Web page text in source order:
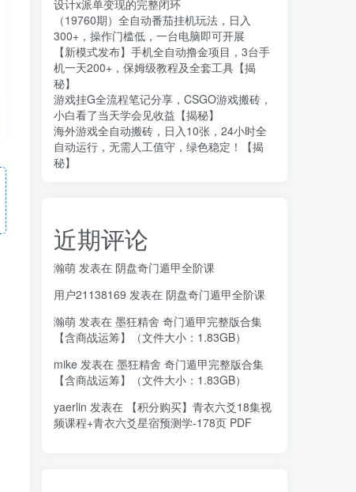
设计x派单变现的完整闭环
（19760期）全自动番茄挂机玩法，日入
300+，操作门槛低，一台电脑即可开展
【新模式发布】手机全自动撸金项目，3台手
机一天200+，保姆级教程及全套工具【揭
秘】
游戏挂G全流程笔记分享，CSGO游戏搬砖，
小白看了当天学会见收益【揭秘】
海外游戏全自动搬砖，日入10张，24小时全
自动运行，无需人工值守，绿色稳定！【揭
秘】
近期评论
瀚萌 发表在 阴盘奇门遁甲全阶课
用户21138169 发表在 阴盘奇门遁甲全阶课
瀚萌 发表在 墨狂精舍 奇门遁甲完整版合集
【含商战运筹】（文件大小：1.83GB）
mike 发表在 墨狂精舍 奇门遁甲完整版合集
【含商战运筹】（文件大小：1.83GB）
yaerlin 发表在 【积分购买】青衣六爻18集视
频课程+青衣六爻星宿预测学-178页 PDF